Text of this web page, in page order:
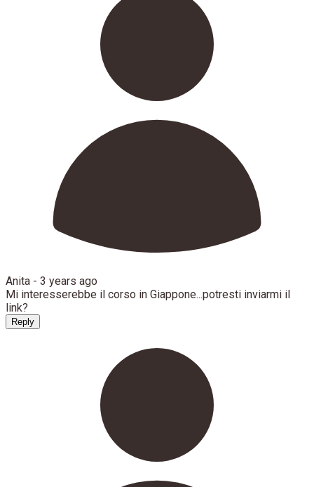
Anita - 3 years ago
Mi interesserebbe il corso in Giappone...potresti inviarmi il
link?
Reply